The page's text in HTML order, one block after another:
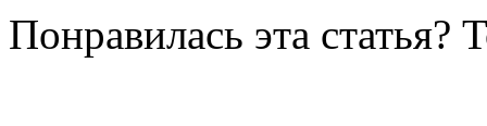
Понравилась эта статья?